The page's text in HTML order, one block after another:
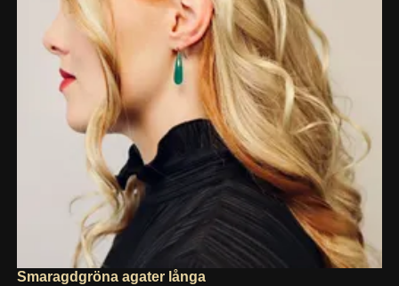
Smaragdgröna agater långa